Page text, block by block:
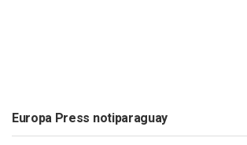
Europa Press notiparaguay